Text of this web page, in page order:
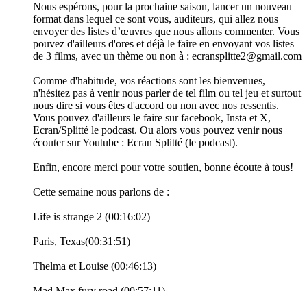
Nous espérons, pour la prochaine saison, lancer un nouveau
format dans lequel ce sont vous, auditeurs, qui allez nous
envoyer des listes d’œuvres que nous allons commenter. Vous
pouvez d'ailleurs d'ores et déjà le faire en envoyant vos listes
de 3 films, avec un thème ou non à : ecransplitte2@gmail.com
Comme d'habitude, vos réactions sont les bienvenues,
n'hésitez pas à venir nous parler de tel film ou tel jeu et surtout
nous dire si vous êtes d'accord ou non avec nos ressentis.
Vous pouvez d'ailleurs le faire sur facebook, Insta et X,
Ecran/Splitté le podcast. Ou alors vous pouvez venir nous
écouter sur Youtube : Ecran Splitté (le podcast).
Enfin, encore merci pour votre soutien, bonne écoute à tous!
Cette semaine nous parlons de :
Life is strange 2 (00:16:02)
Paris, Texas(00:31:51)
Thelma et Louise (00:46:13)